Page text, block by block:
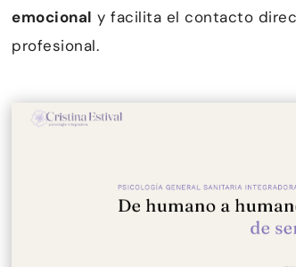
emocional y facilita el contacto
profesional.